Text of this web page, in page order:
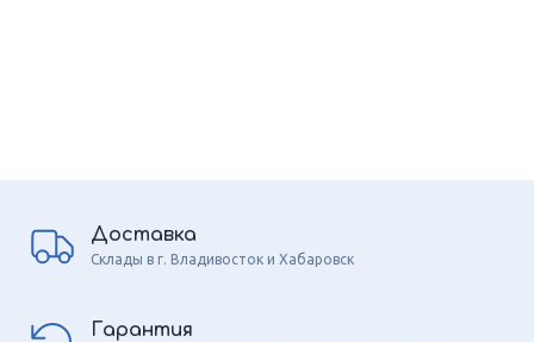
Доставка
Склады в г. Владивосток и Хабаровск
Гарантия